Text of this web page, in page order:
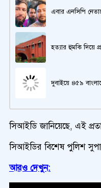
এবার এনসিপি
হত্যার হুমকি দিয়ে
দুবাইয়ে ৪৫৯
সিআইডি জানিয়েছে, এই
সিআইডির বিশেষ পুলিশ
আরও দেখুন: